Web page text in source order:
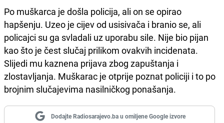
Po muškarca je došla policija, ali on se opirao
hapšenju. Uzeo je cijev od usisivača i branio se, ali
policajci su ga svladali uz uporabu sile. Nije bio pijan
kao što je čest slučaj prilikom ovakvih incidenata.
Slijedi mu kaznena prijava zbog zapuštanja i
zlostavljanja. Muškarac je otprije poznat policiji i to po
brojnim slučajevima nasilničkog ponašanja.
Dodajte Radiosarajevo.ba u omiljene Google izvore